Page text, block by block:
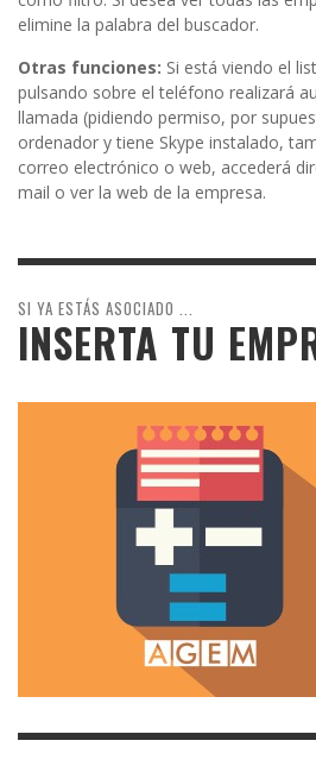
elimine la palabra del buscador.
Otras funciones: Si está viendo el
pulsando sobre el teléfono realizará
llamada (pidiendo permiso, por
ordenador y tiene Skype instalado,
correo electrónico o web, accederá
mail o ver la web de la empresa.
SI YA ESTÁS ASOCIADO ...
INSERTA TU